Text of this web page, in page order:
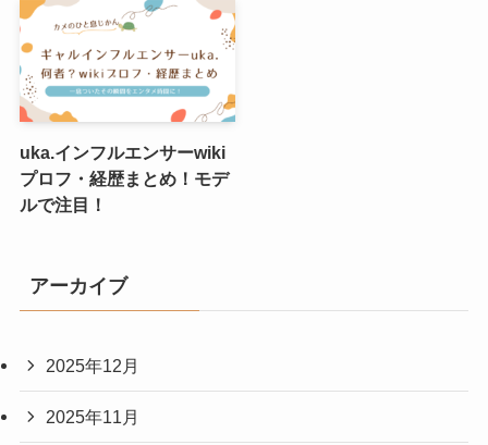
uka.インフルエンサーwiki
プロフ・経歴まとめ！モデ
ルで注目！
アーカイブ
2025年12月
2025年11月